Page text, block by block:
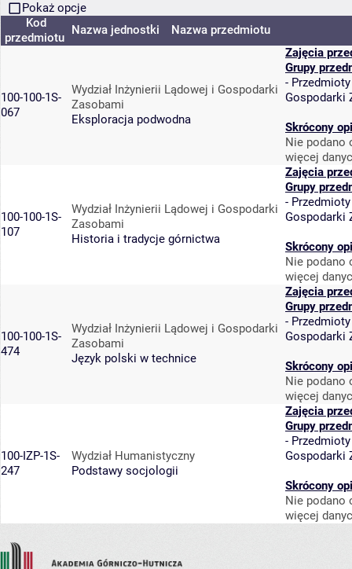
Pokaż opcje
Kod
przedmiotu
Nazwa jednostki Nazwa przedmiotu
100-100-1S-
067
Wydział Inżynierii Lądowej i Gospodarki
Zasobami
Eksploracja podwodna
Zajęcia
Grupy
-
Gospodarki
Skrócony
Nie podano
więcej
100-100-1S-
107
Wydział Inżynierii Lądowej i Gospodarki
Zasobami
Historia i tradycje górnictwa
Zajęcia
Grupy
-
Gospodarki
Skrócony
Nie podano
więcej
100-100-1S-
474
Wydział Inżynierii Lądowej i Gospodarki
Zasobami
Język polski w technice
Zajęcia
Grupy
-
Gospodarki
Skrócony
Nie podano
więcej
100-IZP-1S-
247
Wydział Humanistyczny
Podstawy socjologii
Zajęcia
Grupy
-
Gospodarki
Skrócony
Nie podano
więcej